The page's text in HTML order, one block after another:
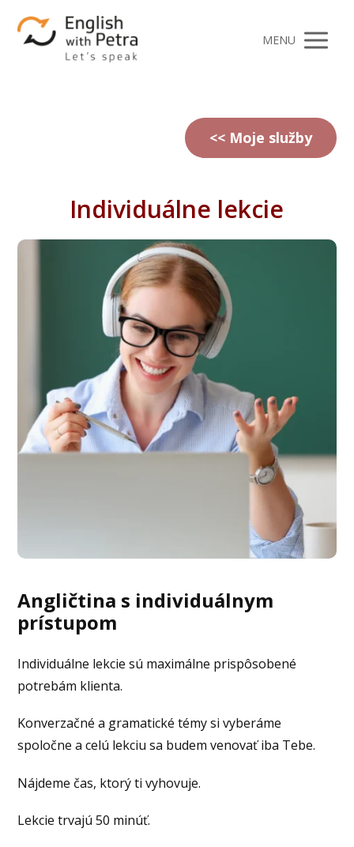
MENU
<< Moje služby
Individuálne lekcie
Angličtina s individuálnym
prístupom
Individuálne lekcie sú maximálne prispôsobené
potrebám klienta.
Konverzačné a gramatické témy si vyberáme
spoločne a celú lekciu sa budem venovať iba Tebe.
Nájdeme čas, ktorý ti vyhovuje.
Lekcie trvajú 50 minúť.